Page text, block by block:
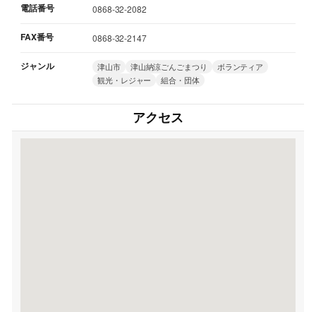
電話番号 0868-32-2082
FAX番号 0868-32-2147
ジャンル 津山市 津山納涼ごんごまつり
ボランティア
観光・レジャー
組合・団体
アクセス